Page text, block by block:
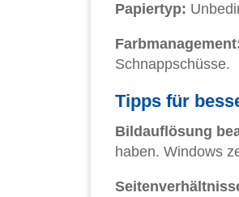
Papiertyp:
Schnappschüsse.
Tipps für
Bildauflösung
haben. Windows